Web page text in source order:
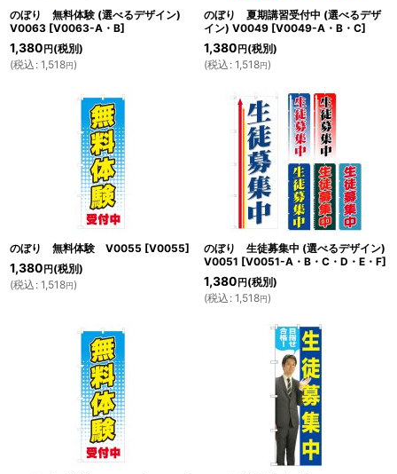
のぼり 無料体験 (選べるデザイン)
V0063 [V0063-A・B]
1,380 円 (税別)
(税込 : 1,518円)
のぼり 夏期講習受付中 (選べるデザ
イン) V0049 [V0049-A・B・C]
1,380 円 (税別)
(税込 : 1,518円)
のぼり 無料体験 V0055 [V0055]
1,380 円 (税別)
(税込 : 1,518円)
のぼり 生徒募集中 (選べるデザイン)
V0051 [V0051-A・B・C・D・E・F]
1,380 円 (税別)
(税込 : 1,518円)